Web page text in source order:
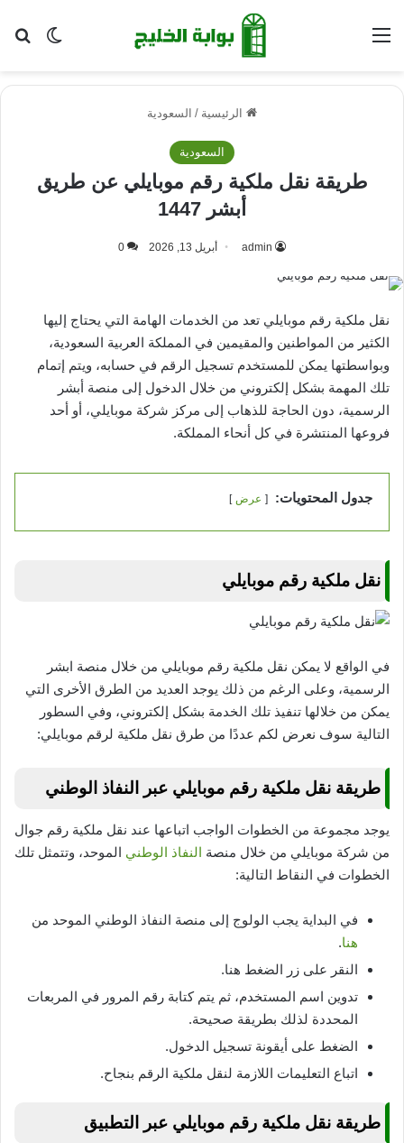
الوضع القائمة
الرئيسية / السعودية
السعودية
طريقة نقل ملكية رقم موبايلي عن طريق
أبشر 1447
admin أبريل 13, 2026 0
نقل ملكية رقم موبايلي تعد من الخدمات الهامة التي يحتاج إليها
الكثير من المواطنين والمقيمين في المملكة العربية السعودية،
وبواسطتها يمكن للمستخدم تسجيل الرقم في حسابه، ويتم إتمام
تلك المهمة بشكل إلكتروني من خلال الدخول إلى منصة أبشر
الرسمية، دون الحاجة للذهاب إلى مركز شركة موبايلي، أو أحد
فروعها المنتشرة في كل أنحاء المملكة.
جدول المحتويات: عرض
نقل ملكية رقم موبايلي
في الواقع لا يمكن نقل ملكية رقم موبايلي من خلال منصة ابشر
الرسمية، وعلى الرغم من ذلك يوجد العديد من الطرق الأخرى التي
يمكن من خلالها تنفيذ تلك الخدمة بشكل إلكتروني، وفي السطور
التالية سوف نعرض لكم عددًا من طرق نقل ملكية لرقم موبايلي:
طريقة نقل ملكية رقم موبايلي عبر النفاذ الوطني
يوجد مجموعة من الخطوات الواجب اتباعها عند نقل ملكية رقم جوال
من شركة موبايلي من خلال منصة النفاذ الوطني الموحد، وتتمثل تلك
الخطوات في النقاط التالية:
في البداية يجب الولوج إلى منصة النفاذ الوطني الموحد من
هنا.
النقر على زر الضغط هنا.
تدوين اسم المستخدم، ثم يتم كتابة رقم المرور في المربعات
المحددة لذلك بطريقة صحيحة.
الضغط على أيقونة تسجيل الدخول.
اتباع التعليمات اللازمة لنقل ملكية الرقم بنجاح.
طريقة نقل ملكية رقم موبايلي عبر التطبيق